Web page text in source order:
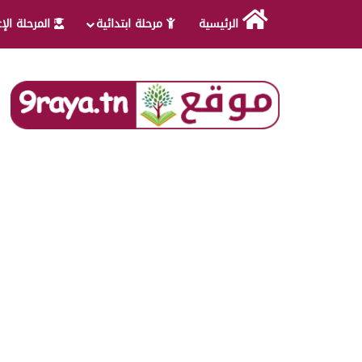
الرئيسية مرحلة ابتدائية المرحلة